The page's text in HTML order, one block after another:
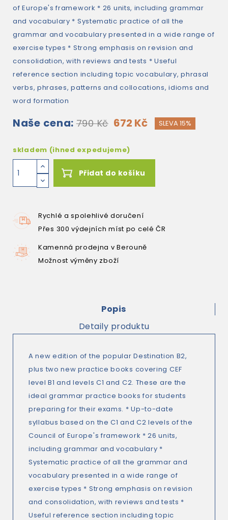
of Europe's framework * 26 units, including grammar
and vocabulary * Systematic practice of all the
grammar and vocabulary presented in a wide range of
exercise types * Strong emphasis on revision and
consolidation, with reviews and tests * Useful
reference section including topic vocabulary, phrasal
verbs, phrases, patterns and collocations, idioms and
word formation
Naše cena: 790 Kč 672 Kč SLEVA 15%
skladem (ihned expedujeme)
Přidat do košíku
Rychlé a spolehlivé doručení
Přes 300 výdejních míst po celé ČR
Kamenná prodejna v Berouně
Možnost výměny zboží
Popis
Detaily produktu
A new edition of the popular Destination B2,
plus two new practice books covering CEF
level B1 and levels C1 and C2. These are the
ideal grammar practice books for students
preparing for their exams. * Up-to-date
syllabus based on the C1 and C2 levels of the
Council of Europe's framework * 26 units,
including grammar and vocabulary *
Systematic practice of all the grammar and
vocabulary presented in a wide range of
exercise types * Strong emphasis on revision
and consolidation, with reviews and tests *
Useful reference section including topic